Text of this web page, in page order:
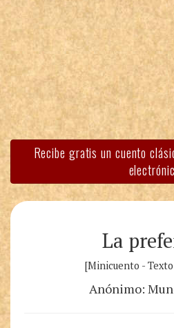
Recibe gratis un cuento
La
[Minicuento -
Anónimo: